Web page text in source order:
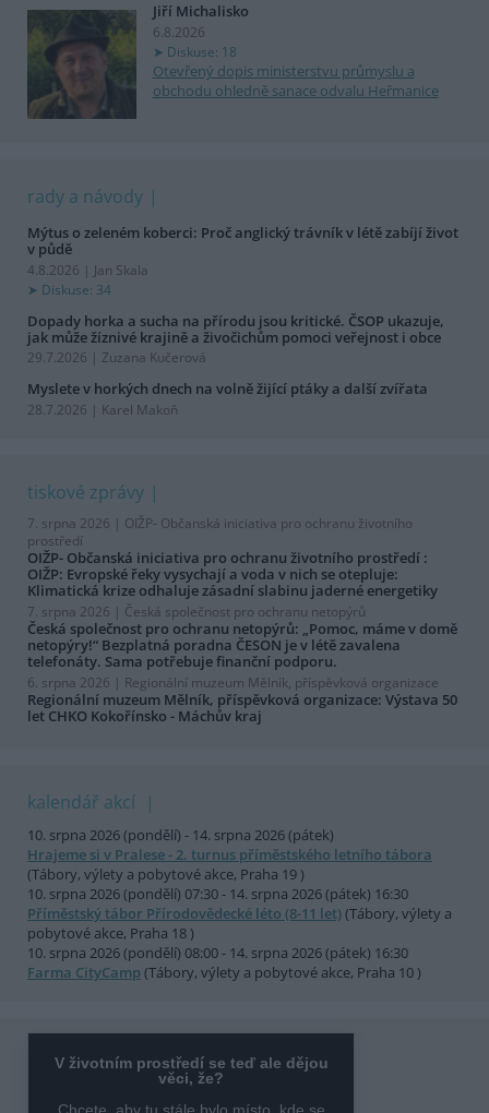
Jiří Michalisko
6.8.2026
Diskuse: 18
Otevřený dopis ministerstvu průmyslu a
obchodu ohledně sanace odvalu Heřmanice
rady a návody
Mýtus o zeleném koberci: Proč anglický trávník v létě zabíjí život
v půdě
4.8.2026 | Jan Skala
Diskuse: 34
Dopady horka a sucha na přírodu jsou kritické. ČSOP ukazuje,
jak může žíznivé krajině a živočichům pomoci veřejnost i obce
29.7.2026 | Zuzana Kučerová
Myslete v horkých dnech na volně žijící ptáky a další zvířata
28.7.2026 | Karel Makoň
tiskové zprávy
7. srpna 2026 | OIŽP- Občanská iniciativa pro ochranu životního
prostředí
OIŽP- Občanská iniciativa pro ochranu životního prostředí :
OIŽP: Evropské řeky vysychají a voda v nich se otepluje:
Klimatická krize odhaluje zásadní slabinu jaderné energetiky
7. srpna 2026 | Česká společnost pro ochranu netopýrů
Česká společnost pro ochranu netopýrů: „Pomoc, máme v domě
netopýry!“ Bezplatná poradna ČESON je v létě zavalena
telefonáty. Sama potřebuje finanční podporu.
6. srpna 2026 | Regionální muzeum Mělník, příspěvková organizace
Regionální muzeum Mělník, příspěvková organizace: Výstava 50
let CHKO Kokořínsko - Máchův kraj
kalendář akcí
10. srpna 2026 (pondělí) - 14. srpna 2026 (pátek)
Hrajeme si v Pralese - 2. turnus příměstského letního tábora
(Tábory, výlety a pobytové akce, Praha 19 )
10. srpna 2026 (pondělí) 07:30 - 14. srpna 2026 (pátek) 16:30
Příměstský tábor Přírodovědecké léto (8-11 let)(Tábory, výlety a
pobytové akce, Praha 18 )
10. srpna 2026 (pondělí) 08:00 - 14. srpna 2026 (pátek) 16:30
Farma CityCamp (Tábory, výlety a pobytové akce, Praha 10 )